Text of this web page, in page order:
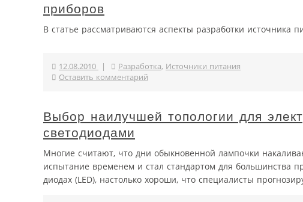
приборов
В статье рассматриваются аспекты разработки
12.08.2010 | Разработка, Источники питания
Оставить комментарий
Выбор наилучшей топологии для
светодиодами
Многие считают, что дни обыкновенной лампочки
испытание временем и стал стандартом для большинства
диодах (LED), настолько хороши, что специалисты